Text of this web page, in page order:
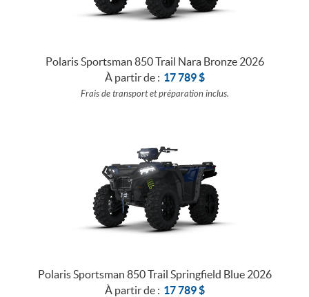
Polaris Sportsman 850 Trail Nara Bronze 2026
À partir de : 17 789$
Frais de transport et préparation inclus.
Polaris Sportsman 850 Trail Springfield Blue 2026
À partir de : 17 789$